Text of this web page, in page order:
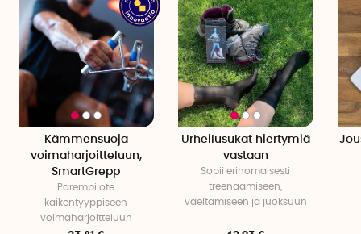
Kämmensuoja
voimaharjoitteluun,
SmartGrepp
Parempi ote
kaikentyyppiseen
voimaharjoitteluun
Urheilusukat hiertymiä
vastaan
Sopii erinomaisesti
treenaamiseen,
vaeltamiseen ja juoksuun